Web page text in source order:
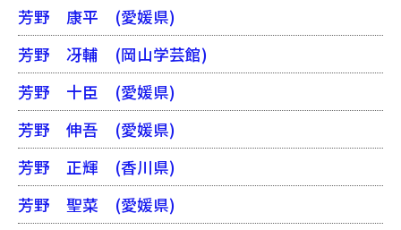
芳野 康平 (愛媛県)
芳野 冴輔 (岡山学芸館)
芳野 十臣 (愛媛県)
芳野 伸吾 (愛媛県)
芳野 正輝 (香川県)
芳野 聖菜 (愛媛県)